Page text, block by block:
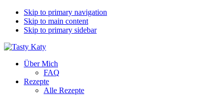
Skip to primary navigation
Skip to main content
Skip to primary sidebar
Über Mich
FAQ
Rezepte
Alle Rezepte